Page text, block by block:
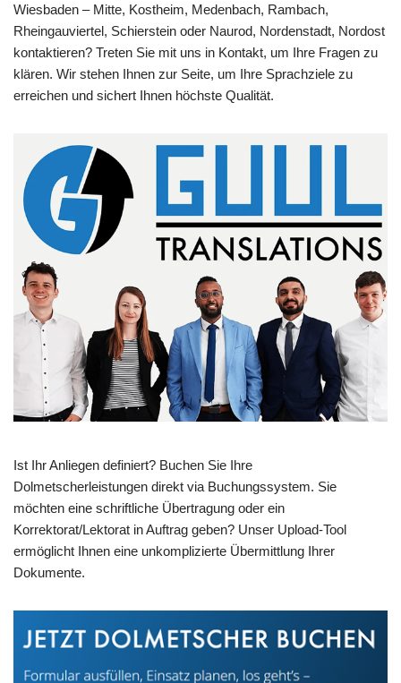
Wiesbaden – Mitte, Kostheim, Medenbach, Rambach,
Rheingauviertel, Schierstein oder Naurod, Nordenstadt, Nordost
kontaktieren? Treten Sie mit uns in Kontakt, um Ihre Fragen zu
klären. Wir stehen Ihnen zur Seite, um Ihre Sprachziele zu
erreichen und sichert Ihnen höchste Qualität.
Ist Ihr Anliegen definiert? Buchen Sie Ihre
Dolmetscherleistungen direkt via Buchungssystem. Sie
möchten eine schriftliche Übertragung oder ein
Korrektorat/Lektorat in Auftrag geben? Unser Upload-Tool
ermöglicht Ihnen eine unkomplizierte Übermittlung Ihrer
Dokumente.